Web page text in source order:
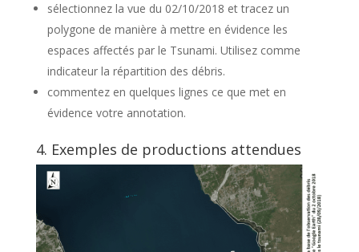
sélectionnez la vue du 02/10/2018 et tracez un
polygone de manière à mettre en évidence les
espaces affectés par le Tsunami. Utilisez comme
indicateur la répartition des débris.
commentez en quelques lignes ce que met en
évidence votre annotation.
4. Exemples de productions attendues